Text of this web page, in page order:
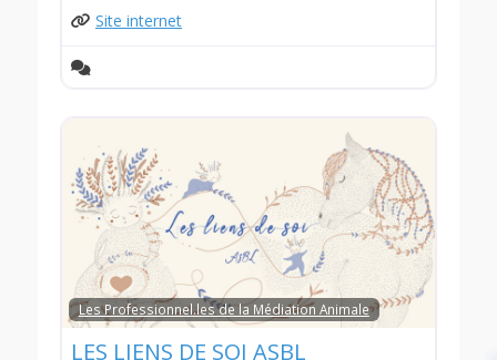
Site internet
Les Professionnel.les de la Médiation Animale
LES LIENS DE SOI ASBL